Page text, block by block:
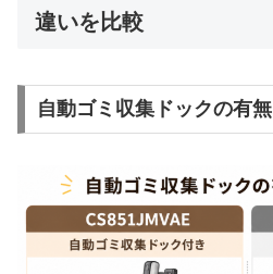
違いを比較
自動ゴミ収集ドックの有無